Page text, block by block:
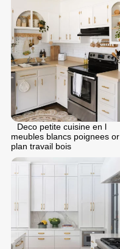
Deco petite cuisine en l
meubles blancs poignees or
plan travail bois